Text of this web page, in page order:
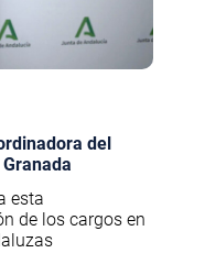
del
esta
de los cargos en